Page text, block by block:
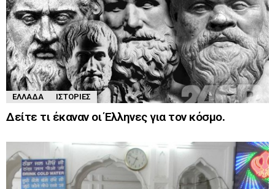
ΕΛΛΆΔΑ ΙΣΤΟΡΊΕΣ
Δείτε τι έκαναν οι Έλληνες για τον κόσμο.